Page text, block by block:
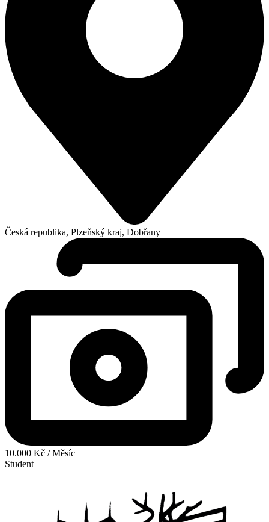
Česká republika, Plzeňský kraj, Dobřany
10.000 Kč / Měsíc
Student